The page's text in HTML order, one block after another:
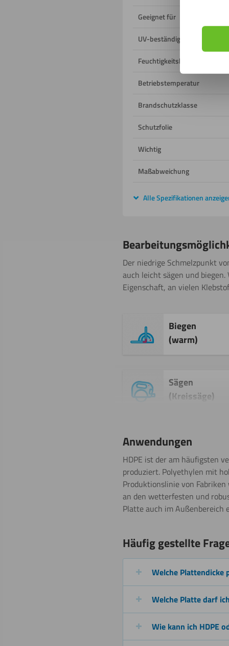
Geeignet für
UV-beständig
Feuchtigkeitsbeständig
Betriebstemperatur
Brandschutzklasse
Schutzfolie
Wichtig
Maßabweichung
Alle Spezifikationen
Der niedrige Schmelzpunkt
auch leicht sägen und
Eigenschaft, an vielen
Biegen
(warm)
Sägen
(Kreissäge)
Umdrehen
Biegen
(kalt)
Lasern
Anwendungen
HDPE ist der am häufigsten
produziert. Polyethylen mit
Produktionslinie von
an den wetterfesten und
Platte auch im Außenbereich
Häufig gestellte
Welche Plattendicke
Welche Platte darf
Wie kann ich HDPE